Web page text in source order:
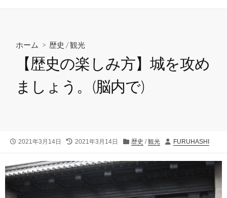
ホーム > 歴史 /観光
【歴史の楽しみ方】城を攻め
ましょう。(脳内で)
公
2021年3月14日
最
更
新
日
2021年3月14日
カ
ゴ
リ
歴史 /観光
投
者
FURUHASHI